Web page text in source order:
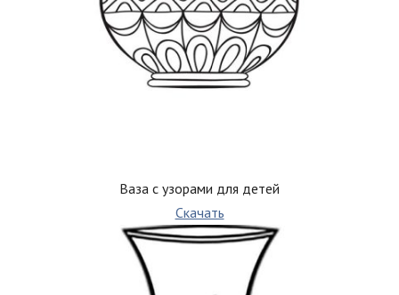
Ваза с узорами для детей
Скачать